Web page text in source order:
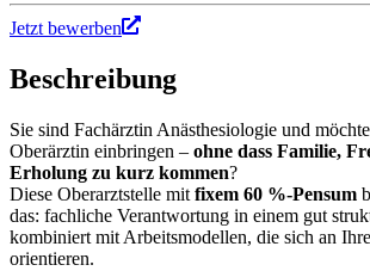
Jetzt bewerben
Beschreibung
Sie sind Fachärztin Anästhesiologie und
Oberärztin einbringen – ohne dass Familie,
Erholung zu kurz kommen?
Diese Oberarztstelle mit fixem 60 %-Pensum
das: fachliche Verantwortung in einem gut
kombiniert mit Arbeitsmodellen, die sich an
orientieren.